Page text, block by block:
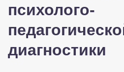
психолого-
диагностики